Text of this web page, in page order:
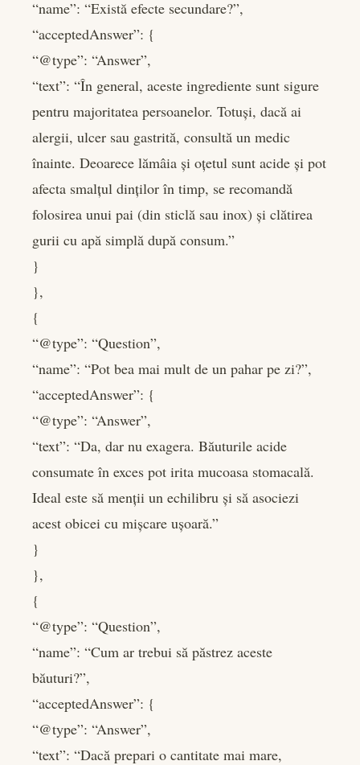
“name”: “Există efecte secundare?”,
“acceptedAnswer”: {
“@type”: “Answer”,
“text”: “În general, aceste ingrediente sunt sigure
pentru majoritatea persoanelor. Totuși, dacă ai
alergii, ulcer sau gastrită, consultă un medic
înainte. Deoarece lămâia și oțetul sunt acide și pot
afecta smalțul dinților în timp, se recomandă
folosirea unui pai (din sticlă sau inox) și clătirea
gurii cu apă simplă după consum.”
}
},
{
“@type”: “Question”,
“name”: “Pot bea mai mult de un pahar pe zi?”,
“acceptedAnswer”: {
“@type”: “Answer”,
“text”: “Da, dar nu exagera. Băuturile acide
consumate în exces pot irita mucoasa stomacală.
Ideal este să menții un echilibru și să asociezi
acest obicei cu mișcare ușoară.”
}
},
{
“@type”: “Question”,
“name”: “Cum ar trebui să păstrez aceste
băuturi?”,
“acceptedAnswer”: {
“@type”: “Answer”,
“text”: “Dacă prepari o cantitate mai mare,